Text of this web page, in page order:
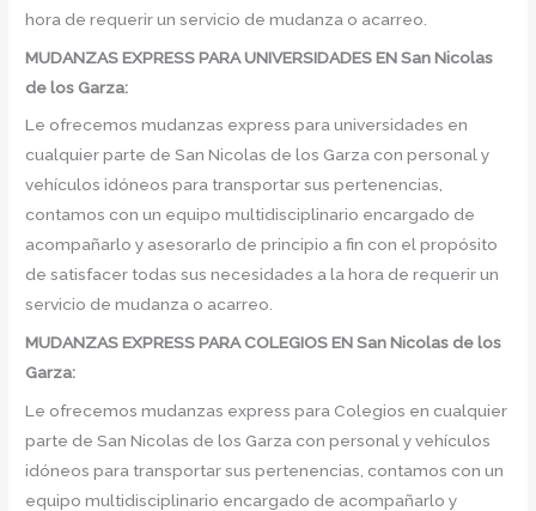
hora de requerir un servicio de mudanza o acarreo.
MUDANZAS EXPRESS PARA UNIVERSIDADES EN San Nicolas
de los Garza:
Le ofrecemos mudanzas express para universidades en
cualquier parte de San Nicolas de los Garza con personal y
vehículos idóneos para transportar sus pertenencias,
contamos con un equipo multidisciplinario encargado de
acompañarlo y asesorarlo de principio a fin con el propósito
de satisfacer todas sus necesidades a la hora de requerir un
servicio de mudanza o acarreo.
MUDANZAS EXPRESS PARA COLEGIOS EN San Nicolas de los
Garza:
Le ofrecemos mudanzas express para Colegios en cualquier
parte de San Nicolas de los Garza con personal y vehículos
idóneos para transportar sus pertenencias, contamos con un
equipo multidisciplinario encargado de acompañarlo y